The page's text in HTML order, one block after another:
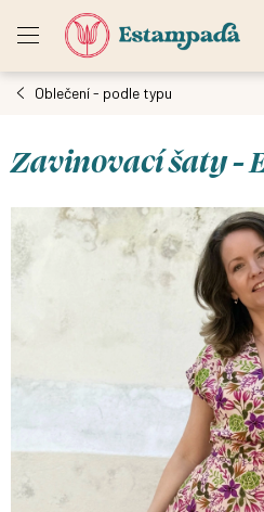
Oblečení - podle typu
Zavinovací šaty -